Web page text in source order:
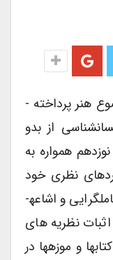
از میان انواع رشته­ هایی که به موضوع هنر پرداخته ­
از بدو
همواره به
نظری خود
توضیح داده است. مکاتبی چون تکامل­گرایی و اشاعه­
نظریه­ های
و موزه­ها در